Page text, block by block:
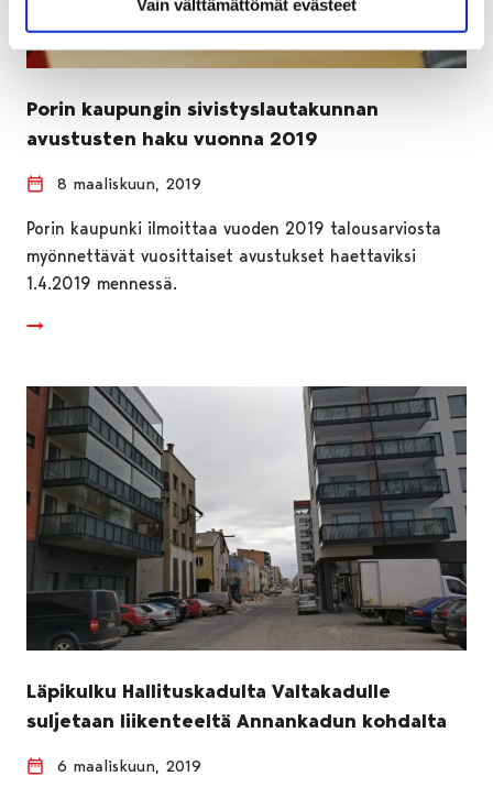
Vain välttämättömät evästeet
Porin kaupungin sivistyslautakunnan
avustusten haku vuonna 2019
8 maaliskuun, 2019
Porin kaupunki ilmoittaa vuoden 2019 talousarviosta
myönnettävät vuosittaiset avustukset haettaviksi
1.4.2019 mennessä.
Läpikulku Hallituskadulta Valtakadulle
suljetaan liikenteeltä Annankadun kohdalta
6 maaliskuun, 2019